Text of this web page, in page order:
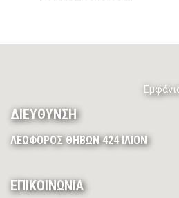
ΔΙΕΥΘΥΝΣΗ
ΛΕΩΦΟΡΟΣ ΘΗΒΩΝ 424 ΙΛΙΟΝ
ΕΠΙΚΟΙΝΩΝΙΑ